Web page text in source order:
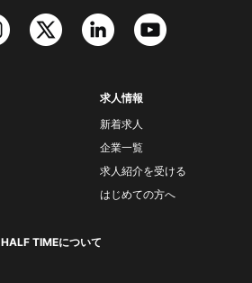
求人情報
新着求人
企業一覧
求人紹介を受ける
はじめての方へ
HALF TIMEについて